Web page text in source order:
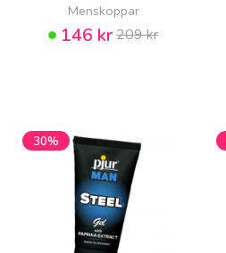
Menskoppar
146 kr209 kr
30%